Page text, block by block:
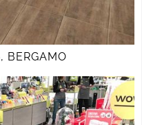
BERGAMO